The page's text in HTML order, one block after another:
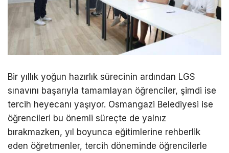
Bir yıllık yoğun hazırlık sürecinin ardından LGS
sınavını başarıyla tamamlayan öğrenciler, şimdi ise
tercih heyecanı yaşıyor. Osmangazi Belediyesi ise
öğrencileri bu önemli süreçte de yalnız
bırakmazken, yıl boyunca eğitimlerine rehberlik
eden öğretmenler, tercih döneminde öğrencilerle